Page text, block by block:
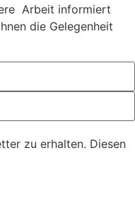
Arbeit informiert
die Gelegenheit
zu erhalten. Diesen